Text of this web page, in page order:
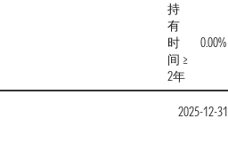
持
有
时
间 ≥
2年
0.00%
2025-12-31